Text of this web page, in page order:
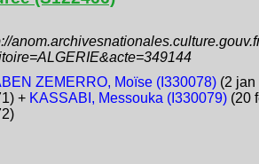
ZEMERRO, Moïse (I330078)(2 jan
+ KASSABI, Messouka (I330079)(20